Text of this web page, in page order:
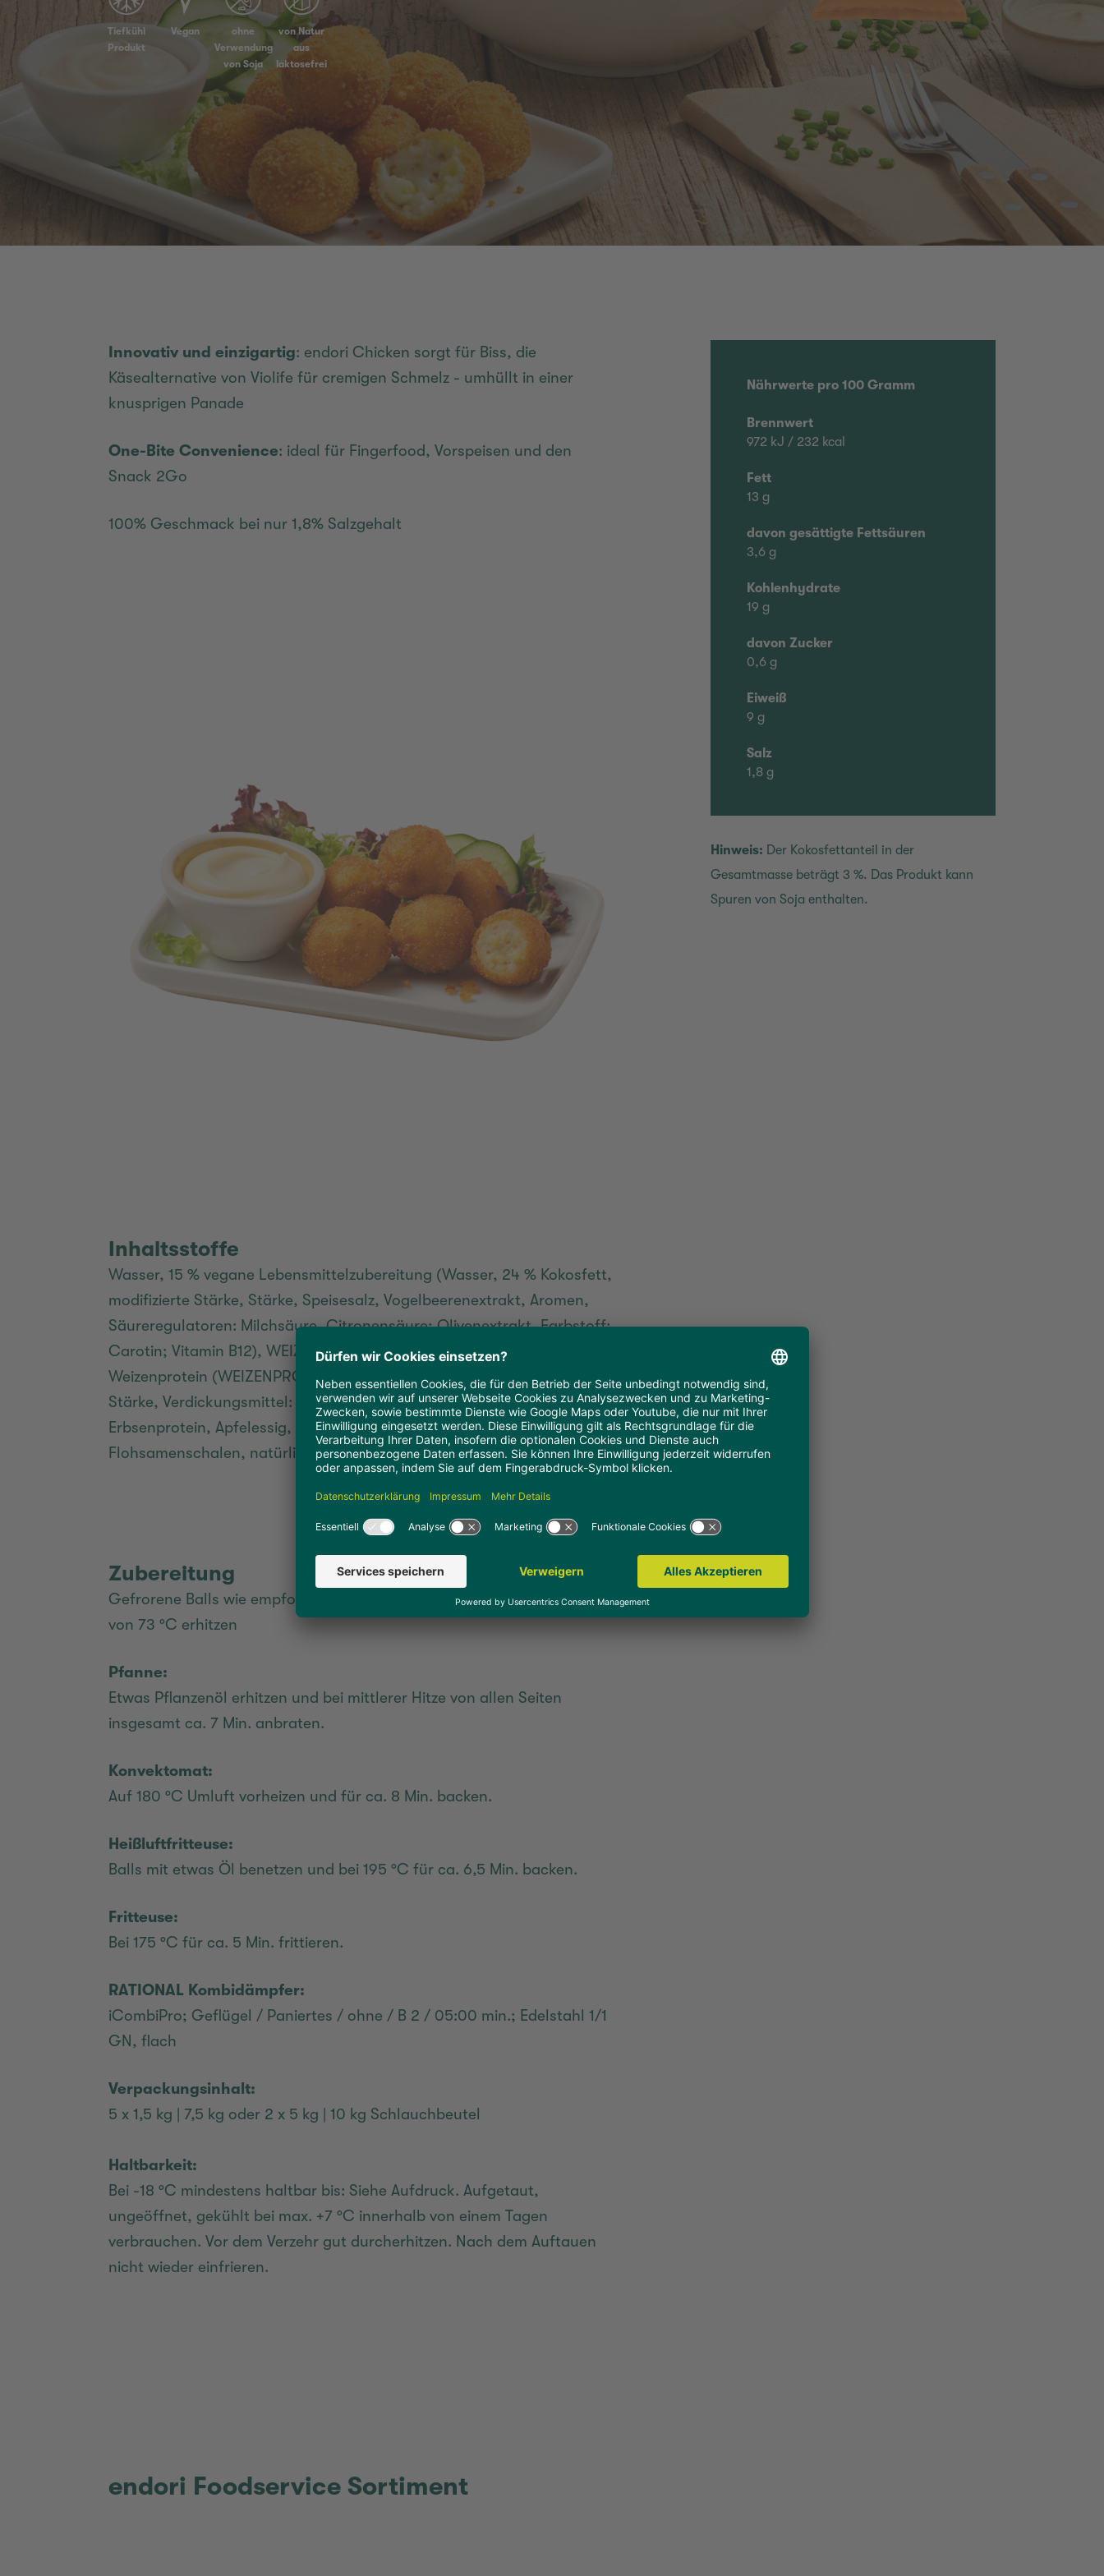
Tiefkühl
Produkt
Vegan
ohne
Verwendung
von Soja
von Natur
aus
laktosefrei
Innovativ und einzigartig: endori Chicken sorgt für Biss, die
Käsealternative von Violife für cremigen Schmelz - umhüllt in einer
knusprigen Panade
One-Bite Convenience: ideal für Fingerfood, Vorspeisen und den
Snack 2Go
100% Geschmack bei nur 1,8% Salzgehalt
Inhaltsstoffe
Wasser, 15 % vegane Lebensmittelzubereitung (Wasser, 24 % Kokosfett,
modifizierte Stärke, Stärke, Speisesalz, Vogelbeerenextrakt, Aromen,
Säureregulatoren: Milchsäure, Citronensäure; Olivenextrakt, Farbstoff:
Carotin; Vitamin B12), WEIZENMEHL, Rapsöl, 5 % texturiertes
Weizenprotein (WEIZENPROTEIN, WEIZENMEHL), 2 % WEIZENGLUTEN,
Stärke, Verdickungsmittel: Methylcellulose; WEIZENHALMFASER,
Erbsenprotein, Apfelessig, Speisesalz, Gewürze, Hefe,
Flohsamenschalen, natürliche Aromen.
Zubereitung
Gefrorene Balls wie empfohlen zubereiten und auf eine Kerntemperatur
von 73 °C erhitzen
Pfanne:
Etwas Pflanzenöl erhitzen und bei mittlerer Hitze von allen Seiten
insgesamt ca. 7 Min. anbraten.
Konvektomat:
Auf 180 °C Umluft vorheizen und für ca. 8 Min. backen.
Heißluftfritteuse:
Balls mit etwas Öl benetzen und bei 195 °C für ca. 6,5 Min. backen.
Fritteuse:
Bei 175 °C für ca. 5 Min. frittieren.
RATIONAL Kombidämpfer:
iCombiPro; Geflügel / Paniertes / ohne / B 2 / 05:00 min.; Edelstahl 1/1
GN, flach
Verpackungsinhalt:
5 x 1,5 kg | 7,5 kg oder 2 x 5 kg | 10 kg Schlauchbeutel
Haltbarkeit:
Bei -18 °C mindestens haltbar bis: Siehe Aufdruck. Aufgetaut,
ungeöffnet, gekühlt bei max. +7 °C innerhalb von einem Tagen
verbrauchen. Vor dem Verzehr gut durcherhitzen. Nach dem Auftauen
nicht wieder einfrieren.
Nährwerte pro 100 Gramm
Brennwert
972 kJ / 232 kcal
Fett
13 g
davon gesättigte Fettsäuren
3,6 g
Kohlenhydrate
19 g
davon Zucker
0,6 g
Eiweiß
9 g
Salz
1,8 g
Hinweis: Der Kokosfettanteil in der
Gesamtmasse beträgt 3 %. Das Produkt kann
Spuren von Soja enthalten.
endori Foodservice Sortiment